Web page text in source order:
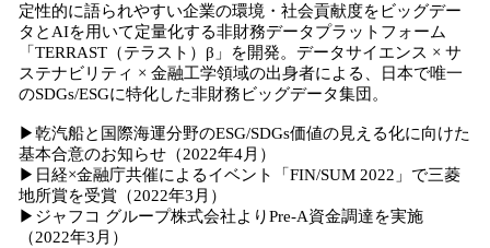
定性的に語られやすい企業の環境・社会貢献度をビッグデー
タとAIを用いて定量化する非財務データプラットフォーム
「TERRAST（テラスト）β」を開発。データサイエンス × サ
ステナビリティ × 金融工学領域の出身者による、日本で唯一
のSDGs/ESGに特化した非財務ビッグデータ集団。
▶︎乾汽船と国際海運分野のESG/SDGs価値の見える化に向けた
基本合意のお知らせ（2022年4月）
▶︎日経×金融庁共催によるイベント「FIN/SUM 2022」で三菱
地所賞を受賞（2022年3月）
▶︎ジャフコ グループ株式会社よりPre-A資金調達を実施
（2022年3月）